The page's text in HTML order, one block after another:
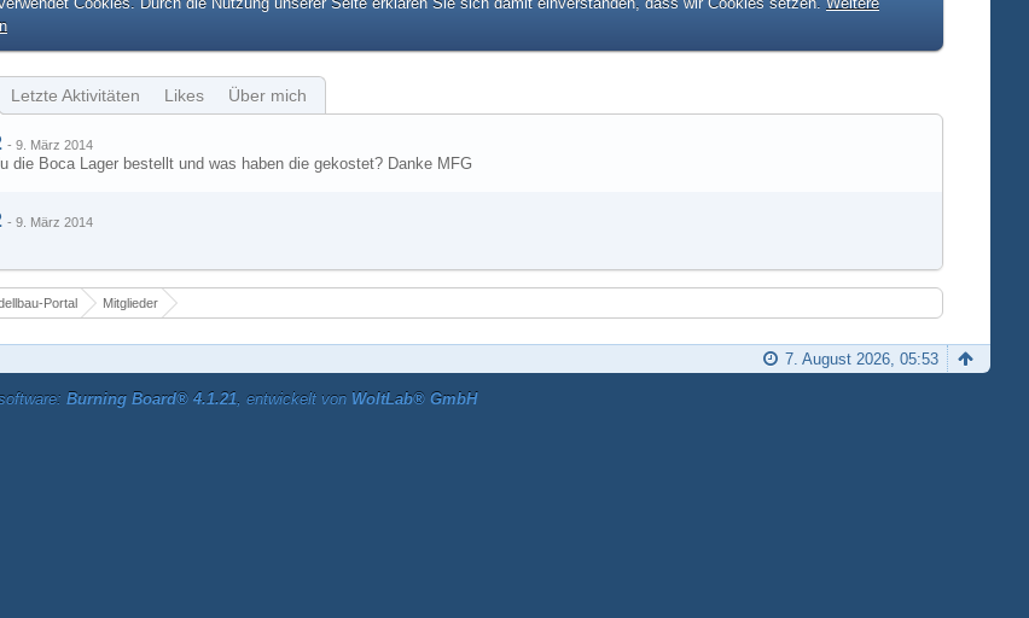
Letzte Aktivitäten Likes Über mich
- 9. März 2014
die Boca Lager bestellt und was haben die gekostet? Danke MFG
- 9. März 2014
Portal Mitglieder
7. August 2026, 05:53
Burning Board® 4.1.21, entwickelt von WoltLab® GmbH